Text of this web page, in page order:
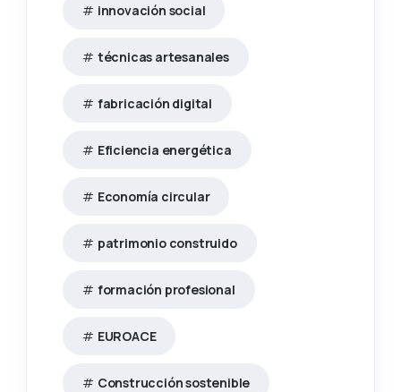
innovación social
técnicas artesanales
fabricación digital
Eficiencia energética
Economía circular
patrimonio construido
formación profesional
EUROACE
Construcción sostenible